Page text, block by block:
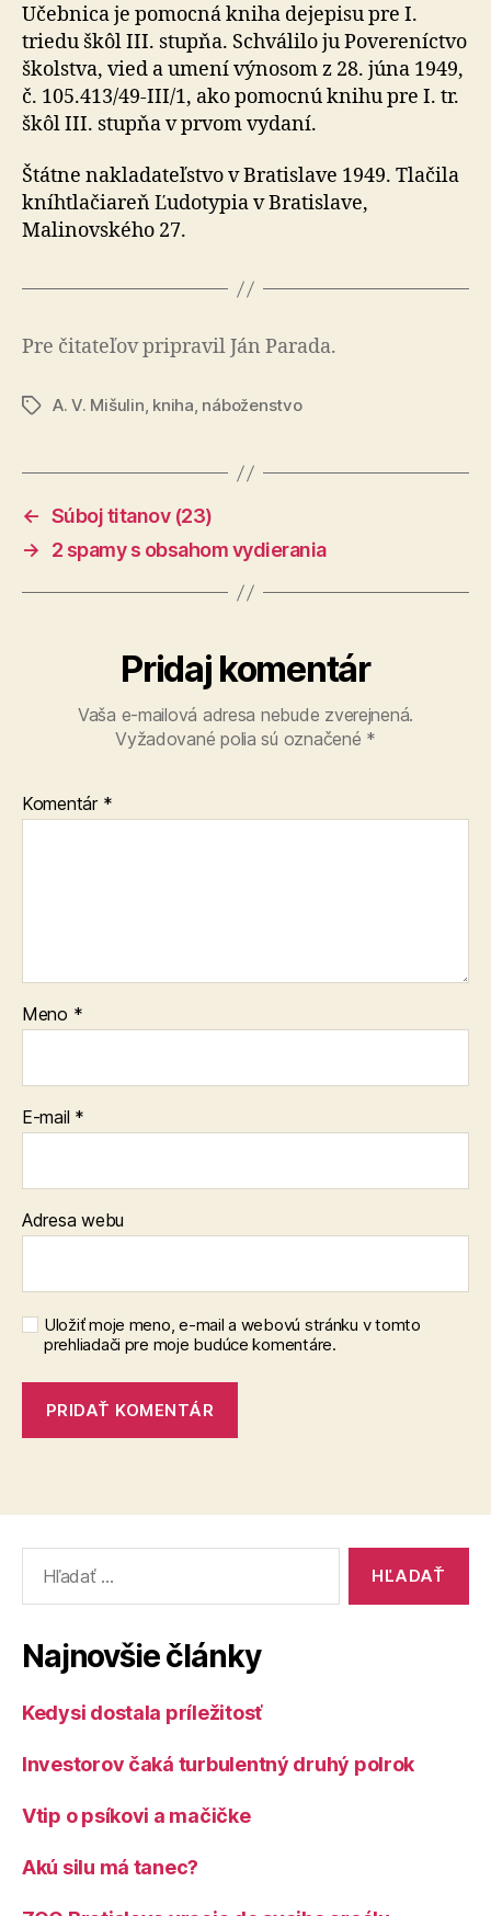
Učebnica je pomocná kniha dejepisu pre I.
triedu škôl III. stupňa. Schválilo ju Povereníctvo
školstva, vied a umení výnosom z 28. júna 1949,
č. 105.413/49-III/1, ako pomocnú knihu pre I. tr.
škôl III. stupňa v prvom vydaní.
Štátne nakladateľstvo v Bratislave 1949. Tlačila
kníhtlačiareň Ľudotypia v Bratislave,
Malinovského 27.
Pre čitateľov pripravil Ján Parada.
ZnačkyA. V. Mišulin, kniha, náboženstvo
← Súboj titanov (23)
→
2 spamy s obsahom vydierania
Pridaj komentár
Vaša e-mailová adresa nebude zverejnená.
Vyžadované polia sú označené *
Komentár *
Meno *
E-mail *
Adresa webu
Uložiť moje meno, e-mail a webovú stránku v tomto
prehliadači pre moje budúce komentáre.
Najnovšie články
Kedysi dostala príležitosť
Investorov čaká turbulentný druhý polrok
Vtip o psíkovi a mačičke
Akú silu má tanec?